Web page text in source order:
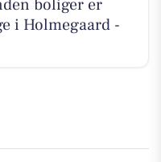
boliger er
i Holmegaard -